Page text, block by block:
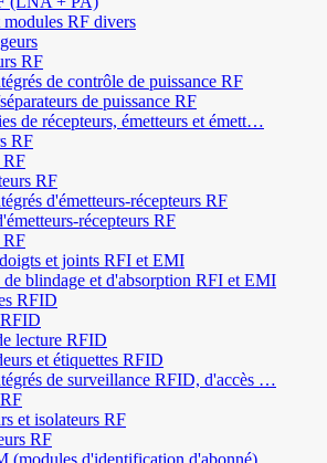
RF divers
RF
de contrôle de puissance RF
de puissance RF
de récepteurs, émetteurs et émett…
RF
RF
RF
d'émetteurs-récepteurs RF
récepteurs RF
RF
et joints RFI et EMI
blindage et d'absorption RFI et EMI
RFID
lecture RFID
et étiquettes RFID
de surveillance RFID, d'accès …
et isolateurs RF
RF
(modules d'identification d'abonné)